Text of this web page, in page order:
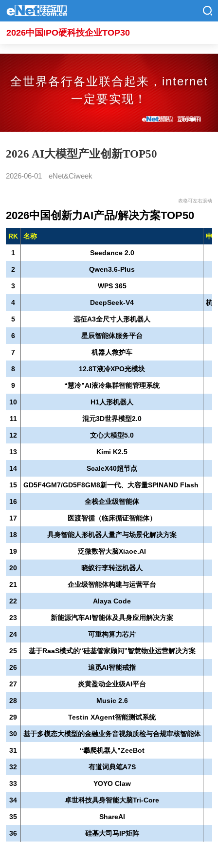
2026中国IPO硬科技企业TOP30
全世界各行各业联合起来，internet
一定要实现！
2026 AI大模型产业创新TOP50
2026-06-01 eNet&Ciweek
表格可左右滚动
2026中国创新力AI产品/解决方案TOP50
RK 名称 申
1 Seedance 2.0
2 Qwen3.6-Plus
3 WPS 365
4 DeepSeek-V4 杭
5 远征A3全尺寸人形机器人
6 星辰智能体服务平台
7 机器人救护车
8 12.8T液冷XPO光模块
9 “慧冷”AI液冷集群智能管理系统
10 H1人形机器人
11 混元3D世界模型2.0
12 文心大模型5.0
13 Kimi K2.5
14 ScaleX40超节点
15 GD5F4GM7/GD5F8GM8新一代、大容量SPINAND Flash
16 全栈企业级智能体
17 医渡智循（临床循证智能体）
18 具身智能人形机器人量产与场景化解决方案
19 泛微数智大脑Xiaoe.AI
20 晓蚁行李转运机器人
21 企业级智能体构建与运营平台
22 Alaya Code
23 新能源汽车AI智能体及具身应用解决方案
24 可重构算力芯片
25 基于RaaS模式的“硅基管家顾问”智慧物业运营解决方案
26 追觅AI智能戒指
27 炎黄盈动企业级AI平台
28 Music 2.6
29 Testin XAgent智能测试系统
30 基于多模态大模型的金融业务音视频质检与合规审核智能体
31 “攀爬机器人”ZeeBot
32 有道词典笔A7S
33 YOYO Claw
34 卓世科技具身智能大脑Tri‑Core
35 ShareAI
36 硅基大司马IP矩阵